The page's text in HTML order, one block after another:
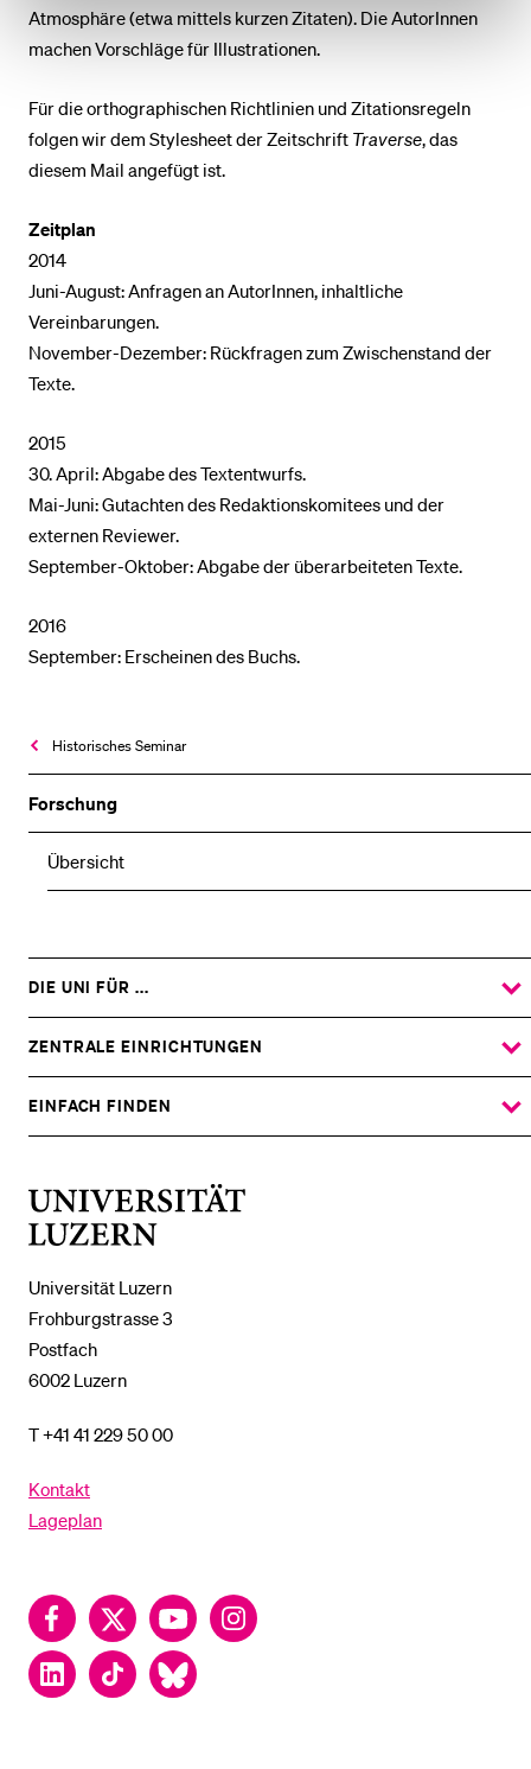
Historisches Seminar
Forschung
Übersicht
Atmosphäre (etwa mittels kurzen Zitaten). Die AutorInnen
machen Vorschläge für Illustrationen.
Für die orthographischen Richtlinien und Zitationsregeln
folgen wir dem Stylesheet der Zeitschrift Traverse, das
diesem Mail angefügt ist.
Zeitplan
2014
Juni-August: Anfragen an AutorInnen, inhaltliche
Vereinbarungen.
November-Dezember: Rückfragen zum Zwischenstand der
Texte.
2015
30. April: Abgabe des Textentwurfs.
Mai-Juni: Gutachten des Redaktionskomitees und der
externen Reviewer.
September-Oktober: Abgabe der überarbeiteten Texte.
2016
September: Erscheinen des Buchs.
Universität Luzern
Frohburgstrasse 3
Postfach
6002 Luzern
T +41 41 229 50 00
Kontakt
Lageplan
FacebookTwitter YouTubeInstagram
LinkedInTikTok Bluesky
DIE UNI FÜR ...
ZEIGE
DAS
UNTERMENÜ
ZENTRALE EINRICHTUNGEN
ZEIGE
DAS
UNTERMENÜ
EINFACH FINDEN
ZEIGE
DAS